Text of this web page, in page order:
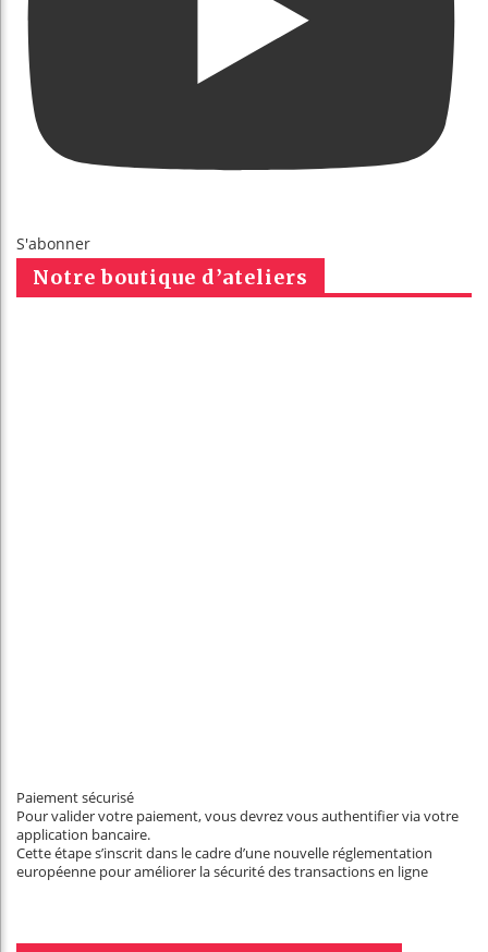
S'abonner
Notre boutique d’ateliers
Paiement sécurisé
Pour valider votre paiement, vous devrez vous authentifier via votre
application bancaire.
Cette étape s’inscrit dans le cadre d’une nouvelle réglementation
européenne pour améliorer la sécurité des transactions en ligne